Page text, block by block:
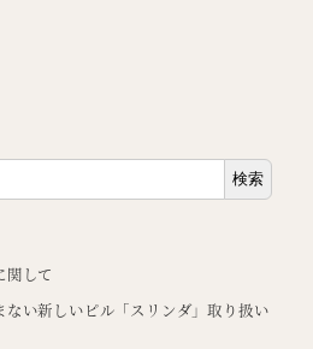
検索
関して
ない新しいピル「スリンダ」取り扱い